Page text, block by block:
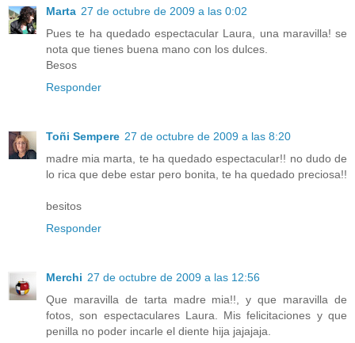
Marta 27 de octubre de 2009 a las 0:02
Pues te ha quedado espectacular Laura, una maravilla! se
nota que tienes buena mano con los dulces.
Besos
Responder
Toñi Sempere 27 de octubre de 2009 a las 8:20
madre mia marta, te ha quedado espectacular!! no dudo de
lo rica que debe estar pero bonita, te ha quedado preciosa!!
besitos
Responder
Merchi 27 de octubre de 2009 a las 12:56
Que maravilla de tarta madre mia!!, y que maravilla de
fotos, son espectaculares Laura. Mis felicitaciones y que
penilla no poder incarle el diente hija jajajaja.